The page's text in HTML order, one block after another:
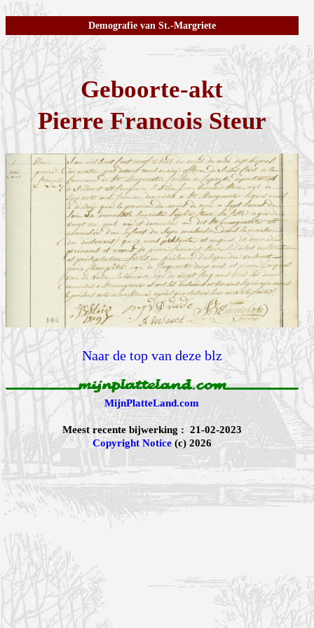
Demografie van St.-Margriete
Geboorte-akt
Pierre Francois Steur
Naar de top van deze blz
MijnPlatteLand.com
Meest recente bijwerking : 21-02-2023
Copyright Notice(c) 2026